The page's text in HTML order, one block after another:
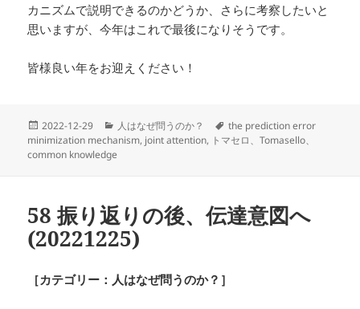
カニズムで説明できるのかどうか、さらに考察したいと
思いますが、今年はこれで最後になりそうです。
皆様良い年をお迎えください！
投
稿
日:
2022-12-29
カ
テ
人はなぜ問うのか？
タ
グ
the prediction error
minimization mechanism, joint attention, トマセロ、Tomasello、
common knowledge
58 振り返りの後、伝達意図へ
(20221225)
［カテゴリー：人はなぜ問うのか？］